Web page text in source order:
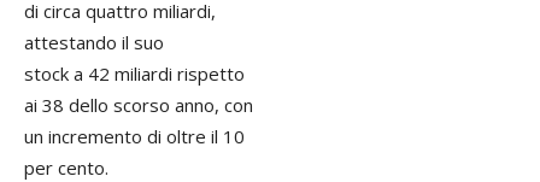
di circa quattro miliardi,
attestando il suo
stock a 42 miliardi rispetto
ai 38 dello scorso anno, con
un incremento di oltre il 10
per cento.